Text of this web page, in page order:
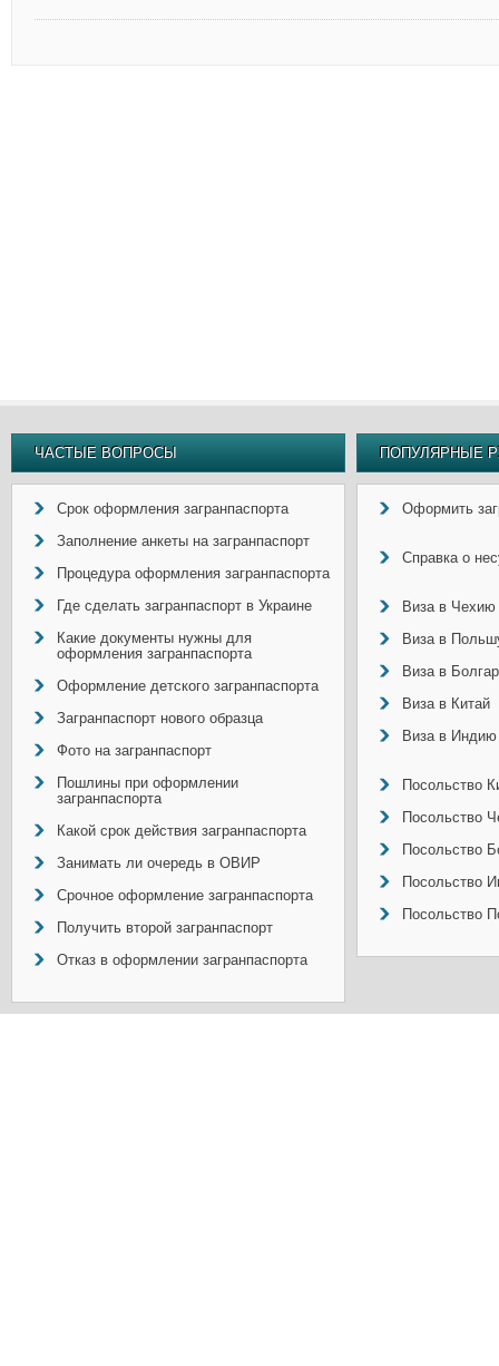
ЧАСТЫЕ ВОПРОСЫ
Срок оформления загранпаспорта
Заполнение анкеты на загранпаспорт
Процедура оформления загранпаспорта
Где сделать загранпаспорт в Украине
Какие документы нужны для
оформления загранпаспорта
Оформление детского загранпаспорта
Загранпаспорт нового образца
Фото на загранпаспорт
Пошлины при оформлении
загранпаспорта
Какой срок действия загранпаспорта
Занимать ли очередь в ОВИР
Срочное оформление загранпаспорта
Получить второй загранпаспорт
Отказ в оформлении загранпаспорта
ПОПУЛЯРНЫЕ
Оформить
Справка о
Виза в Чехию
Виза в
Виза в
Виза в Китай
Виза в Индию
Посольство
Посольство
Посольство
Посольство
Посольство